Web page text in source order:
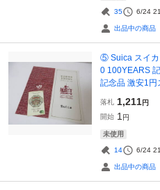
35 6/24
出品中の商品
⑤ Suica スイカ
0 100YEARS
記念品 激安1円
落札 1,211円
開始 1 円
未使用
14 6/24
出品中の商品